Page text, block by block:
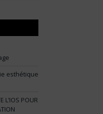
esthétique
L’IOS POUR